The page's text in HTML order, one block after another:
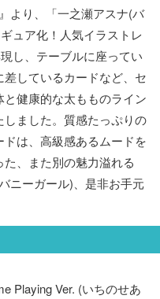
より、「一之瀬アスナ(バ
ュア化！人気イラストレ
し、テーブルに座ってい
しているカードなど、セ
健康的な太もものライン
ました。質感たっぷりの
は、高級感あるムードを
、また別の魅力溢れる
ニーガール)、是非お手元
Playing Ver. (いちのせあ